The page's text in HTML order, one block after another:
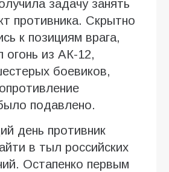
задачу занять
противника. Скрытно
к позициям врага,
огонь из АК-12,
боевиков,
подавлено.
день противник
в тыл российских
Остапенко первым